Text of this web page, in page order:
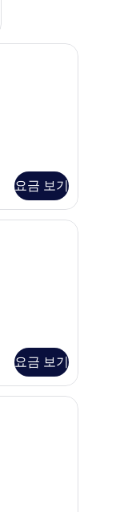
Duplex B-dong) | 무료 WiFi,
요금 보기
Group-dong +101) | 무료
요금 보기
| 무료 WiFi, 침대 시트